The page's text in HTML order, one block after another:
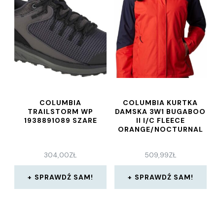
COLUMBIA
TRAILSTORM WP
1938891089 SZARE
304,00ZŁ
SPRAWDŹ SAM!
COLUMBIA KURTKA
DAMSKA 3W1 BUGABOO
II I/C FLEECE
ORANGE/NOCTURNAL
509,99ZŁ
SPRAWDŹ SAM!